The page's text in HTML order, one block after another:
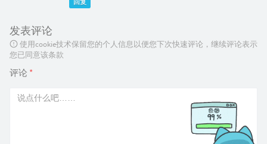
回复
发表评论
使用cookie技术保留您的个人信息以便您下次快速评论，继续评论表示
您已同意该条款
评论 *